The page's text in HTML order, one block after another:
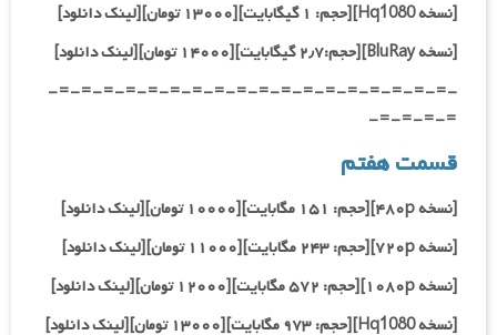
[نسخه Hq1080
][حجم: ۱ گیگابایت][۱۳۰۰۰ تومان][لینک دانلود]
[نسخه BluRay][حجم:۲٫۷ گیگابایت][۱۴۰۰۰ تومان][لینک دانلود]
-=-=-=-=-=-=-=-=-=-=-=-=-=-=-=-=-=-=-
=-=-=-=-
قسمت هفتم
[نسخه ۴۸۰p][حجم: ۱۵۱ مگابایت][۱۰۰۰۰ تومان][لینک دانلود]
[نسخه ۷۲۰p][حجم: ۲۴۳ مگابایت][۱۱۰۰۰ تومان][لینک دانلود]
[نسخه ۱۰۸۰p][حجم: ۵۷۲ مگابایت][۱۲۰۰۰ تومان][لینک دانلود]
[نسخه Hq1080
][حجم: ۹۷۳ مگابایت][۱۳۰۰۰ تومان][لینک دانلود]